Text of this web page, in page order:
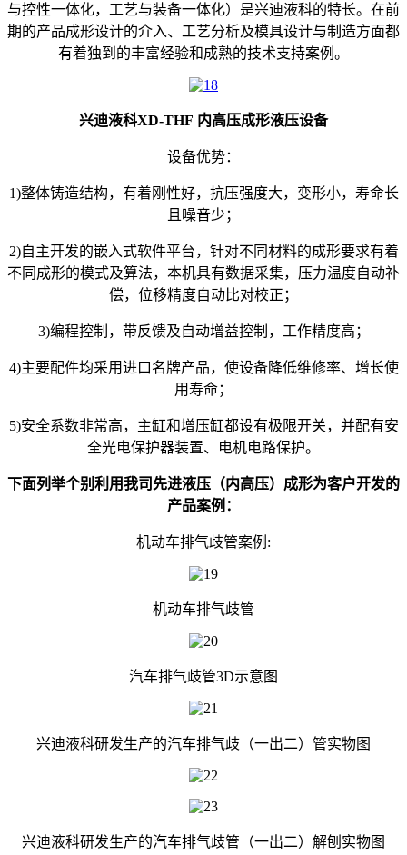
与控性一体化，工艺与装备一体化）是兴迪液科的特长。在前
期的产品成形设计的介入、工艺分析及模具设计与制造方面都
有着独到的丰富经验和成熟的技术支持案例。
兴迪液科XD-THF 内高压成形液压设备
设备优势：
1)整体铸造结构，有着刚性好，抗压强度大，变形小，寿命长
且噪音少；
2)自主开发的嵌入式软件平台，针对不同材料的成形要求有着
不同成形的模式及算法，本机具有数据采集，压力温度自动补
偿，位移精度自动比对校正；
3)编程控制，带反馈及自动增益控制，工作精度高；
4)主要配件均采用进口名牌产品，使设备降低维修率、增长使
用寿命；
5)安全系数非常高，主缸和增压缸都设有极限开关，并配有安
全光电保护器装置、电机电路保护。
下面列举个别利用我司先进液压（内高压）成形为客户开发的
产品案例：
机动车排气歧管案例:
机动车排气歧管
汽车排气歧管3D示意图
兴迪液科研发生产的汽车排气歧（一出二）管实物图
兴迪液科研发生产的汽车排气歧管（一出二）解刨实物图